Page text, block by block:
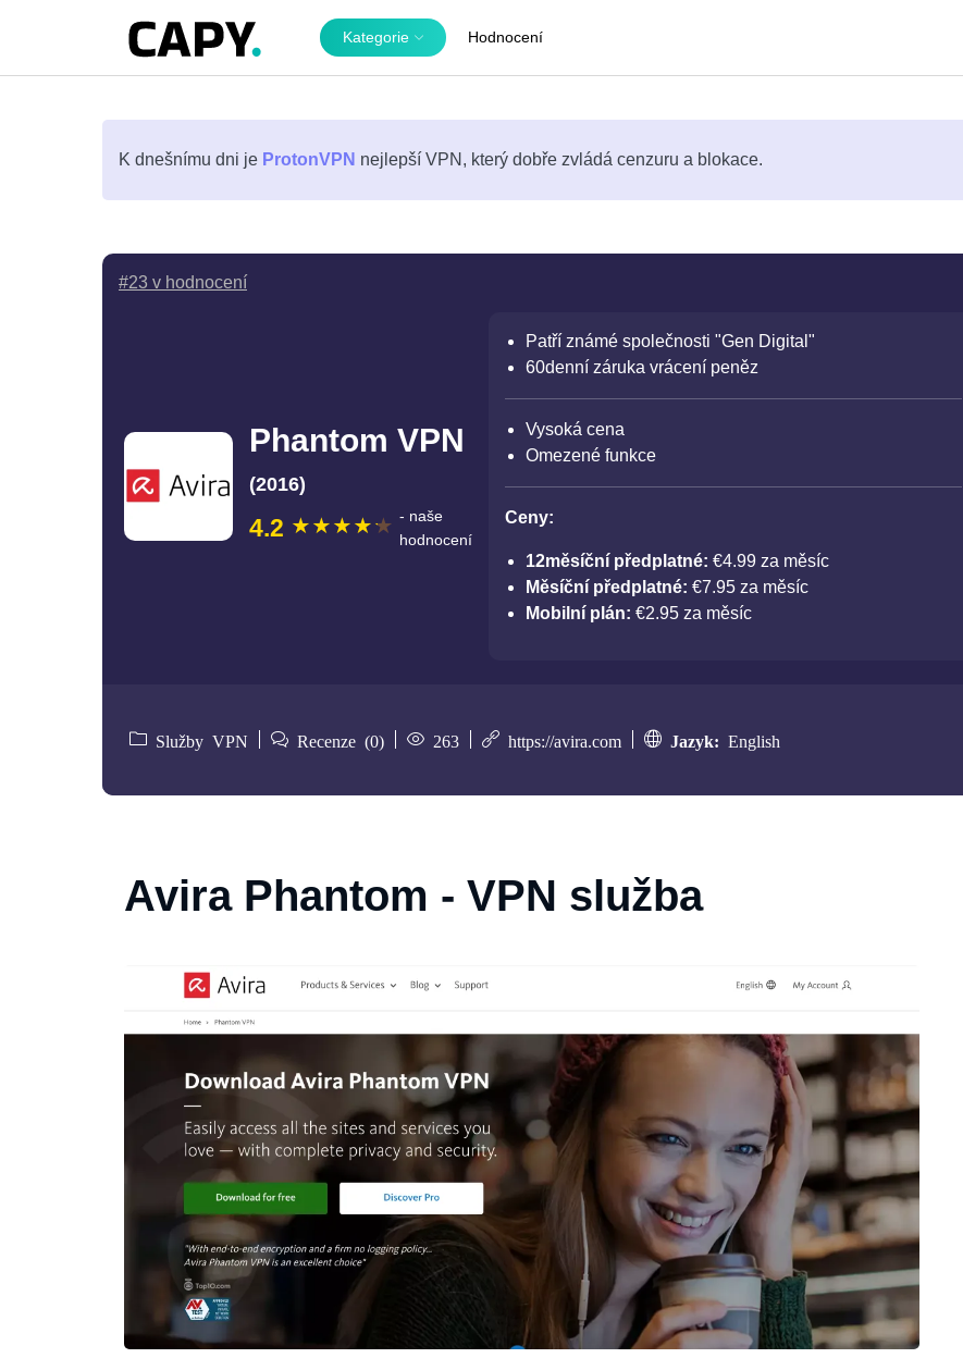
Kategorie Hodnocení
K dnešnímu dni je ProtonVPN nejlepší VPN, který dobře zvládá cenzuru a blokace.
#23 v hodnocení
Phantom VPN
(2016)
4.2
- naše
hodnocení
Patří známé společnosti "Gen Digital"
60denní záruka vrácení peněz
Vysoká cena
Omezené funkce
Ceny:
12měsíční předplatné:€4.99 za měsíc
Měsíční předplatné:€7.95 za měsíc
Mobilní plán: €2.95 za měsíc
Služby VPN Recenze (0) 263 https://avira.com Jazyk: English
Avira Phantom - VPN služba